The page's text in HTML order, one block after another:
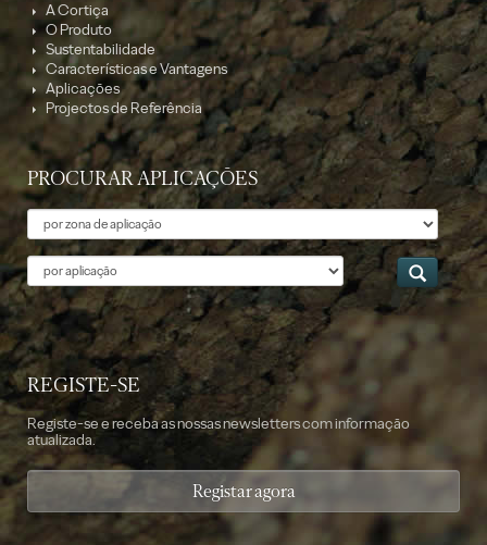
A Cortiça
O Produto
Sustentabilidade
Características e Vantagens
Aplicações
Projectos de Referência
PROCURAR APLICAÇÕES
Tema
Aplicação
REGISTE-SE
Registe-se e receba as nossas newsletters com informação
atualizada.
Registar agora